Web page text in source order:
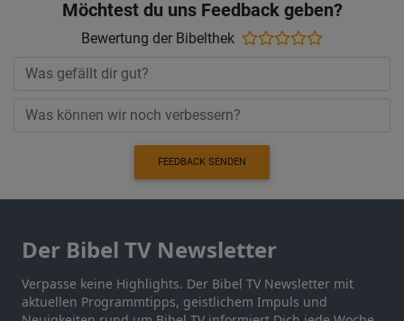
Möchtest du uns Feedback geben?
Bewertung der Bibelthek
FEEDBACK SENDEN
Der Bibel TV Newsletter
Verpasse keine Highlights. Der Bibel TV Newsletter mit
aktuellen Programmtipps, geistlichem Impuls und